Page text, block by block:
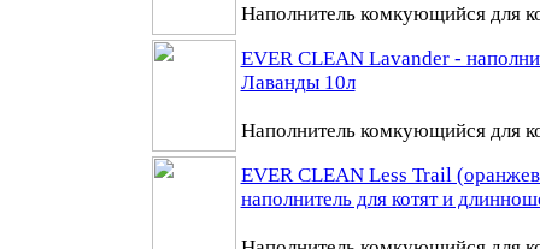
Наполнитель комкующийся для
EVER CLEAN Lavander -
Лаванды 10л
Наполнитель комкующийся для
EVER CLEAN Less Trail
наполнитель для котят и